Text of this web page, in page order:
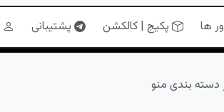
ها پکیج | کالکشن پشتیبانی
دسته بندی منو